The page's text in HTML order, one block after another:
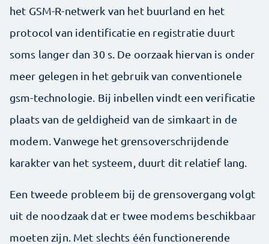
het GSM-R-netwerk van het buurland en het
protocol van identificatie en registratie duurt
soms langer dan 30 s. De oorzaak hiervan is onder
meer gelegen in het gebruik van conventionele
gsm-technologie. Bij inbellen vindt een verificatie
plaats van de geldigheid van de simkaart in de
modem. Vanwege het grensoverschrijdende
karakter van het systeem, duurt dit relatief lang.
Een tweede probleem bij de grensovergang volgt
uit de noodzaak dat er twee modems beschikbaar
moeten zijn. Met slechts één functionerende